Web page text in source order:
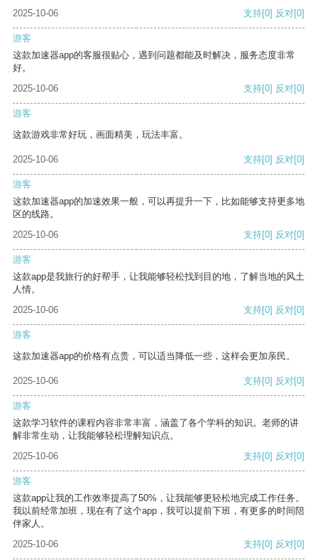
2025-10-06 支持[0] 反对[0]
游客
这款加速器app的客服很贴心，遇到问题都能及时解决，服务态度非常
好。
2025-10-06
支持[0] 反对[0]
游客
这款游戏非常好玩，画面精美，玩法丰富。
2025-10-06 支持[0] 反对[0]
游客
这款加速器app的加速效果一般，可以再提升一下，比如能够支持更多地
区的线路。
2025-10-06
支持[0] 反对[0]
游客
这款app是我旅行的好帮手，让我能够轻松找到目的地，了解当地的风土
人情。
2025-10-06
支持[0] 反对[0]
游客
这款加速器app的价格有点贵，可以适当降低一些，这样会更加亲民。
2025-10-06 支持[0] 反对[0]
游客
这款学习软件的课程内容非常丰富，涵盖了各个学科的知识。老师的讲
解非常生动，让我能够轻松理解知识点。
2025-10-06
支持[0] 反对[0]
游客
这款app让我的工作效率提高了50%，让我能够更轻松地完成工作任务。
我以前经常加班，现在有了这个app，我可以提前下班，有更多的时间陪
伴家人。
2025-10-06
支持[0] 反对[0]